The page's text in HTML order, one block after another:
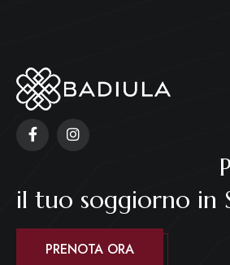
il tuo soggiorno in
PRENOTA ORA